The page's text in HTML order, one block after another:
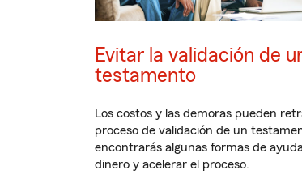
Evitar la validación de
testamento
Los costos y las demoras pueden
proceso de validación de un
encontrarás algunas formas de
dinero y acelerar el proceso.